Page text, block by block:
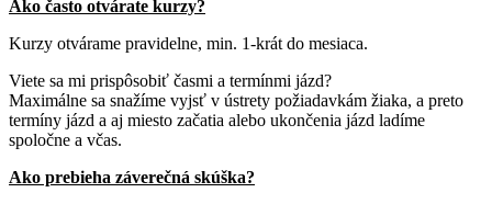
Ako často otvárate kurzy?
Kurzy otvárame pravidelne, min. 1-krát do mesiaca.
Viete sa mi prispôsobiť časmi a termínmi jázd?
Maximálne sa snažíme vyjsť v ústrety požiadavkám žiaka, a preto
termíny jázd a aj miesto začatia alebo ukončenia jázd ladíme
spoločne a včas.
Ako prebieha záverečná skúška?